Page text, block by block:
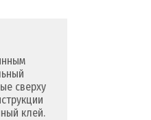
сверху
клей.